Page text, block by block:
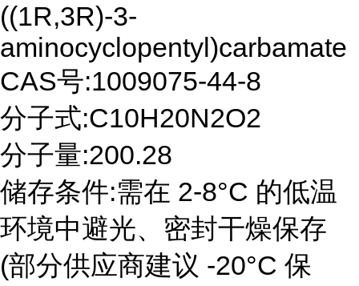
((1R,3R)-3-
aminocyclopentyl)carbamate
CAS号:1009075-44-8
分子式:C10H20N2O2
分子量:200.28
储存条件:需在 2-8°C 的低温
环境中避光、密封干燥保存
(部分供应商建议 -20°C 保